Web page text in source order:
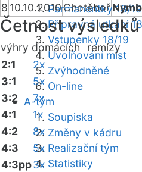
Permanentky 18/19
Přípravná utkání
Vstupenky 18/19
Uvolňování míst
Zvýhodněné
On-line
A-tým
Soupiska
Změny v kádru
Realizační tým
Statistiky
8 10.10.2010Chotěboř
Četnost výsledků
výhry domácích
2:1
2x
3:1
5x
3:2
7x
4:1
1x
4:2
8x
4:3
5x
4:3pp3x